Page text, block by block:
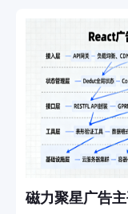
Twitter和Telegram
可完成的任务列表,
获得相应PPT积分
种类型。 5. 小游戏
游戏核心玩法页
要在20秒内点击掉
用暂停道具，大型
应用 → 主页查看自
每日签到 → 进入
磁力聚星广告